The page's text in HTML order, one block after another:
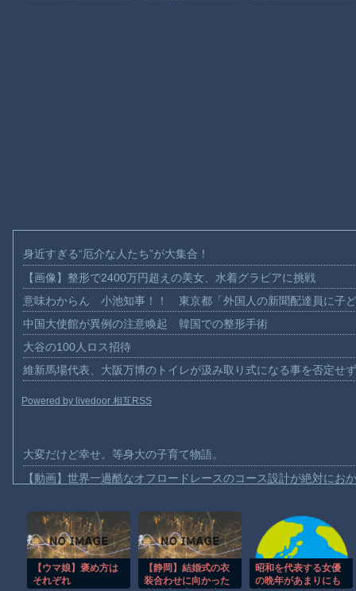
身近すぎる“厄介な人たち”が大集合！
【画像】整形で2400万円超えの美女、水着グラビアに挑戦
意味わからん 小池知事！！ 東京都「外国人の新聞配達員に子
中国大使館が異例の注意喚起 韓国での整形手術
大谷の100人ロス招待
維新馬場代表、大阪万博のトイレが汲み取り式になる事を否定せ
Powered by livedoor 相互RSS
大変だけど幸せ。等身大の子育て物語。
【動画】世界一過酷なオフロードレースのコース設計が絶対にお
ｗｗｗｗ
【珍事】サッカーの試合が原因で交通事故が起きてしまう。
【動画】急病人？横須賀の国道16号でおかしな事故が撮影される
【ウマ娘】褒め方は
それぞれ
【静岡】結婚式の衣
装合わせに向かった
昭和を代表する女優
の晩年があまりにも